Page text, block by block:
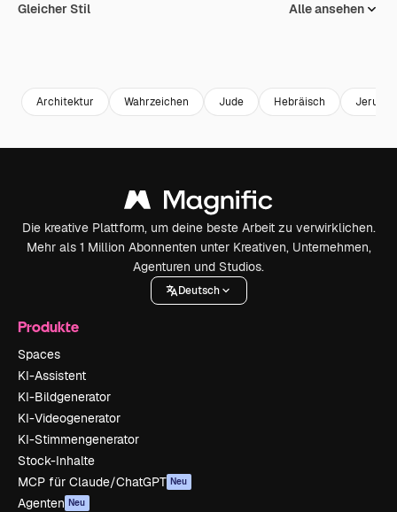
Gleicher Stil Alle ansehen
Architektur Wahrzeichen Jude Hebräisch
Die kreative Plattform, um deine beste Arbeit zu verwirklichen.
Mehr als 1 Million Abonnenten unter Kreativen, Unternehmen,
Agenturen und Studios.
Deutsch
Produkte
Spaces
KI-Assistent
KI-Bildgenerator
KI-Videogenerator
KI-Stimmengenerator
Stock-Inhalte
MCP für Claude/ChatGPT Neu
Agenten Neu